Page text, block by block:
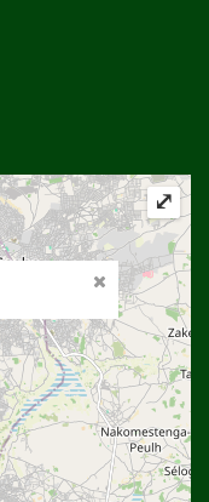
⤢